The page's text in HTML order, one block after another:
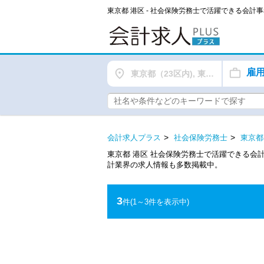
東京都 港区 - 社会保険労務士で活躍できる会計
東京都（23区内), 東京都（都下） 雇
会計求人プラス 社会保険労務士
東京都
東京都 港区 社会保険労務士で活躍できる会
計業界の求人情報も多数掲載中。
3件(1～3件を表示中)